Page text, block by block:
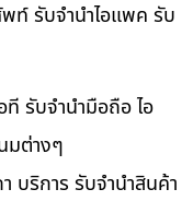
ท์ รับจำนำไอแพค รับ
ที รับจำนำมือถือ ไอ
มต่างๆ
บริการ รับจำนำสินค้า